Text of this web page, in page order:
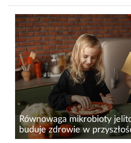
Równowaga mikrobioty
buduje zdrowie w